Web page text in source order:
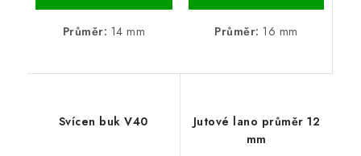
Průměr: 14 mm Průměr: 16 mm
Svícen buk V40
Jutové lano průměr 12
mm